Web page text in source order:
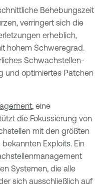
Behebungszeit
verringert sich die
erheblich,
hohem Schweregrad.
Schwachstellen-
und optimiertes Patchen
, eine
die Fokussierung von
mit den größten
Exploits. Ein
Systemen, die alle
sich ausschließlich auf